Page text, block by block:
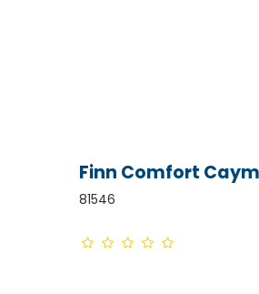
Finn Comfort
81546